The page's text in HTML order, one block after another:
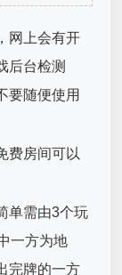
网上会有开
后台检测
要随便使用
费房间可以
单需由3个玩
一方为地
完牌的一方